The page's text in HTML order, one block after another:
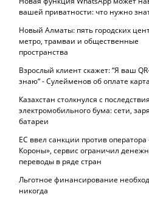
вашей приватности: что нужно
Новый Алматы: пять городских
метро, трамваи и общественные
пространства
Взрослый клиент скажет: “Я ваш
знаю“ - Сулейменов об оплате
Казахстан столкнулся с
электромобильного бума: сети,
батареи
ЕС ввел санкции против оператора
Короны», сервис ограничил
переводы в ряде стран
Льготное финансирование
никогда